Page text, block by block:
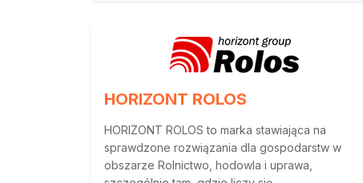
HORIZONT ROLOS
HORIZONT ROLOS to marka stawiająca na
sprawdzone rozwiązania dla gospodarstw w
obszarze Rolnictwo, hodowla i uprawa,